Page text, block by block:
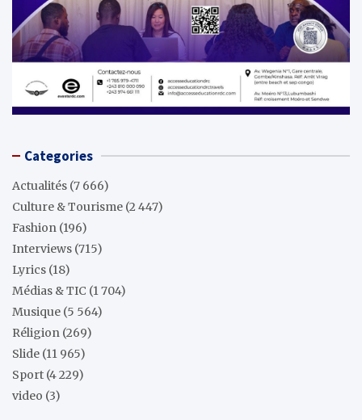
Categories
Actualités (7 666)
Culture & Tourisme (2 447)
Fashion (196)
Interviews (715)
Lyrics (18)
Médias & TIC (1 704)
Musique (5 564)
Réligion (269)
Slide (11 965)
Sport (4 229)
video (3)